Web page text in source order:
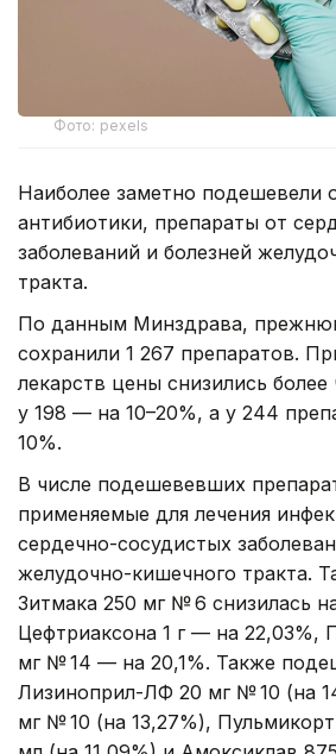
Фото: pexels
Наиболее заметно подешевели
антибиотики, препараты от
заболеваний и болезней
тракта.
По данным Минздрава,
сохранили 1 267 препаратов.
лекарств цены снизились
у 198 — на 10–20%, а у 244
10%.
В числе подешевевших
применяемые для лечения
сердечно-сосудистых
желудочно-кишечного тракта.
Зитмака 250 мг № 6 снизилась
Цефтриаксона 1 г — на 22,03%,
мг № 14 — на 20,1%. Также
Лизиноприл-ЛФ 20 мг № 10 (на
мг № 10 (на 13,27%),